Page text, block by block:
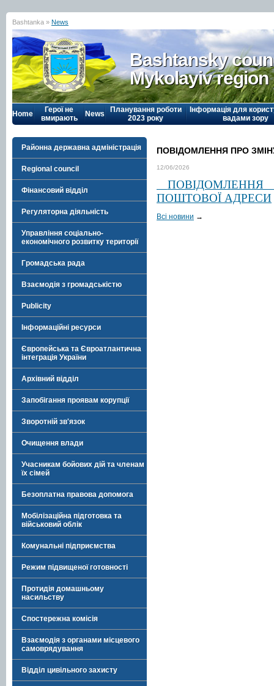
Bashtanka » News
Bashtansky
Mykolayiv region
Home
Герої не
вмирають
News
Планування роботи
2023 року
Інформація для
вадами зору
Районна державна адміністрація
Regional council
Фінансовий відділ
Регуляторна діяльність
Управління соціально-
економічного розвитку території
Громадська рада
Взаємодія з громадськістю
Publicity
Інформаційні ресурси
Європейська та Євроатлантична
інтеграція України
Архівний відділ
Запобігання проявам корупції
Зворотній зв'язок
Очищення влади
Учасникам бойових дій та членам
їх сімей
Безоплатна правова допомога
Мобілізаційна підготовка та
військовий облік
Комунальні підприємства
Режим підвищеної готовності
Протидія домашньому
насильству
Спостережна комісія
Взаємодія з органами місцевого
самоврядування
Відділ цивільного захисту
ПОВІДОМЛЕННЯ ПРО
12/06/2026
ПОШТОВОЇ АДРЕСИ
Всі новини →